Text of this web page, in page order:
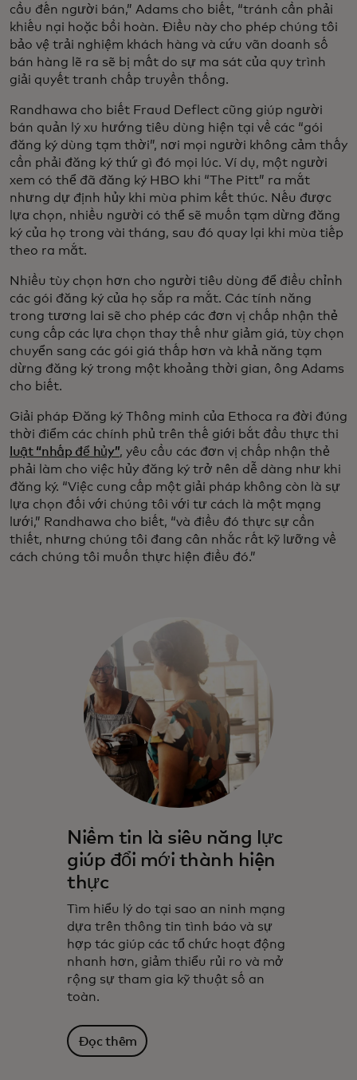
cầu đến người bán,” Adams cho biết, “tránh cần phải
khiếu nại hoặc bồi hoàn. Điều này cho phép chúng tôi
bảo vệ trải nghiệm khách hàng và cứu vãn doanh số
bán hàng lẽ ra sẽ bị mất do sự ma sát của quy trình
giải quyết tranh chấp truyền thống.
Randhawa cho biết Fraud Deflect cũng giúp người
bán quản lý xu hướng tiêu dùng hiện tại về các “gói
đăng ký dùng tạm thời”, nơi mọi người không cảm thấy
cần phải đăng ký thứ gì đó mọi lúc. Ví dụ, một người
xem có thể đã đăng ký HBO khi “The Pitt” ra mắt
nhưng dự định hủy khi mùa phim kết thúc. Nếu được
lựa chọn, nhiều người có thể sẽ muốn tạm dừng đăng
ký của họ trong vài tháng, sau đó quay lại khi mùa tiếp
theo ra mắt.
Nhiều tùy chọn hơn cho người tiêu dùng để điều chỉnh
các gói đăng ký của họ sắp ra mắt. Các tính năng
trong tương lai sẽ cho phép các đơn vị chấp nhận thẻ
cung cấp các lựa chọn thay thế như giảm giá, tùy chọn
chuyển sang các gói giá thấp hơn và khả năng tạm
dừng đăng ký trong một khoảng thời gian, ông Adams
cho biết.
Giải pháp Đăng ký Thông minh của Ethoca ra đời đúng
thời điểm các chính phủ trên thế giới bắt đầu thực thi
luật “nhấp để hủy”, yêu cầu các đơn vị chấp nhận thẻ
phải làm cho việc hủy đăng ký trở nên dễ dàng như khi
đăng ký. “Việc cung cấp một giải pháp không còn là sự
lựa chọn đối với chúng tôi với tư cách là một mạng
lưới,” Randhawa cho biết, “và điều đó thực sự cần
thiết, nhưng chúng tôi đang cân nhắc rất kỹ lưỡng về
cách chúng tôi muốn thực hiện điều đó.”
Niềm tin là siêu năng lực
giúp đổi mới thành hiện
thực
Tìm hiểu lý do tại sao an ninh mạng
dựa trên thông tin tình báo và sự
hợp tác giúp các tổ chức hoạt động
nhanh hơn, giảm thiểu rủi ro và mở
rộng sự tham gia kỹ thuật số an
toàn.
Đọc thêm